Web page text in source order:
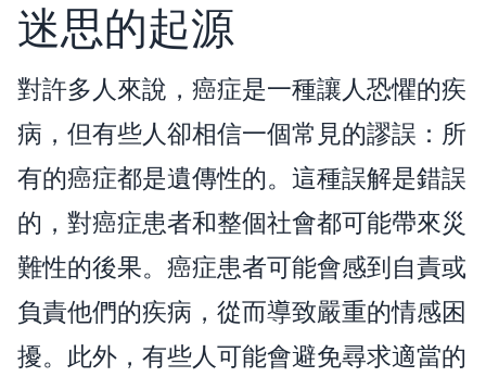
迷思的起源
對許多人來說，癌症是一種讓人恐懼的疾
病，但有些人卻相信一個常見的謬誤：所
有的癌症都是遺傳性的。這種誤解是錯誤
的，對癌症患者和整個社會都可能帶來災
難性的後果。癌症患者可能會感到自責或
負責他們的疾病，從而導致嚴重的情感困
擾。此外，有些人可能會避免尋求適當的